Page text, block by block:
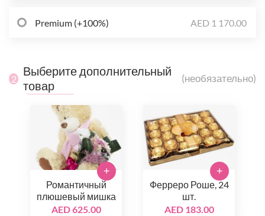
Premium (+100%) AED 1 170.00
2
Выберите дополнительный
товар
(необязательно)
Романтичный
плюшевый мишка
AED 625.00
+
Ферреро Роше, 24
шт.
AED 183.00
+